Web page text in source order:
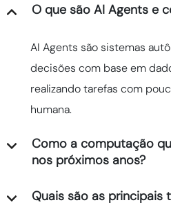
O que são AI Agents e
AI Agents são sistemas
decisões com base em
realizando tarefas com
humana.
Como a computação
nos próximos anos?
Quais são as principais